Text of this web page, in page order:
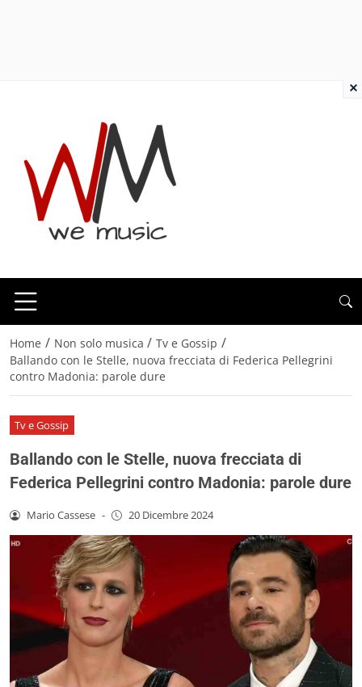
Home / Non solo musica / Tv e Gossip /
Ballando con le Stelle, nuova frecciata di Federica Pellegrini
contro Madonia: parole dure
Tv e Gossip
Ballando con le Stelle, nuova frecciata di
Federica Pellegrini contro Madonia: parole dure
Mario Cassese - 20 Dicembre 2024
×